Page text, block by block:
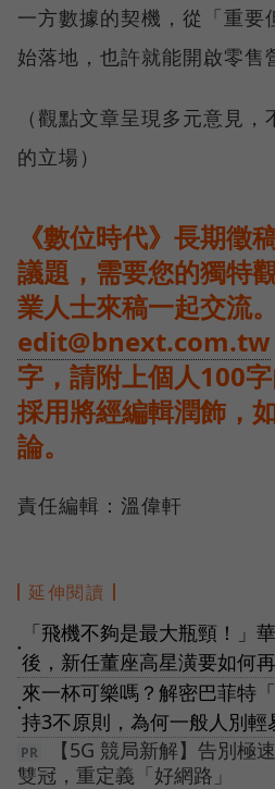
一方數據的契機，從「重要
始落地，也許就能開啟零售
（觀點文章呈現多元意見，
的立場）
《數位時代》長期徵
議題，需要您的獨特
業人士來稿一起交流
edit@bnext.com.tw
字，請附上個人100
採用將經編輯潤飾，
論。
責任編輯：溫偉軒
延伸閱讀
●
「飛機不夠是最大瓶頸！」
後，新任董座高星潢要如何
●
來一杯可樂嗎？解密巴菲特
持3不原則，為何一般人別輕
【5G 競局新解】告別極
雙冠，重定義「好網路」